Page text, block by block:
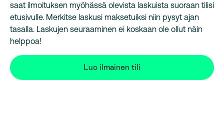
saat ilmoituksen myöhässä olevista laskuista suoraan tilisi
etusivulle. Merkitse laskusi maksetuiksi niin pysyt ajan
tasalla. Laskujen seuraaminen ei koskaan ole ollut näin
helppoa!
Luo ilmainen tili